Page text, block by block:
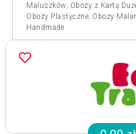
Maluszków, Obozy z Kartą
Obozy Plastyczne, Obozy
Handmade